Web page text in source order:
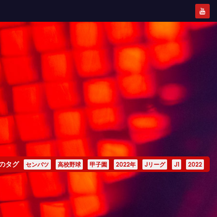
タグ センバツ 高校野球 甲子園 2022年 Jリーグ J1 2022